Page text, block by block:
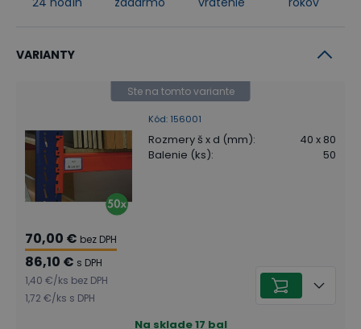
VARIANTY
Kód: 156001
Ste na tomto variante
Rozmery š x d (mm):
40 x 80
Balenie (ks): 50
70,00 € bez DPH
86,10 € s DPH
1,40 €/ks bez DPH
1,72 €/ks s DPH
Na sklade17 bal